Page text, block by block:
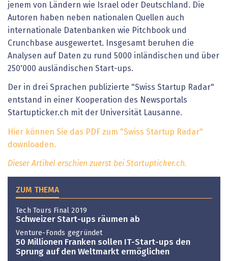
jenem von Ländern wie Israel oder Deutschland. Die
Autoren haben neben nationalen Quellen auch
internationale Datenbanken wie Pitchbook und
Crunchbase ausgewertet. Insgesamt beruhen die
Analysen auf Daten zu rund 5000 inländischen und über
250'000 ausländischen Start-ups.
Der in drei Sprachen publizierte "Swiss Startup Radar"
entstand in einer Kooperation des Newsportals
Startupticker.ch mit der Universität Lausanne.
Hier können Sie das PDF zum "Swiss Startup Radar"
downloaden.
Dieser Artikel erschien zuerst bei Startupticker.ch.
ZUM THEMA
Tech Tours Final 2019
Schweizer Start-ups räumen ab
Venture-Fonds gegründet
50 Millionen Franken sollen IT-Start-ups den
Sprung auf den Weltmarkt ermöglichen